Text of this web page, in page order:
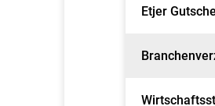
Etjer